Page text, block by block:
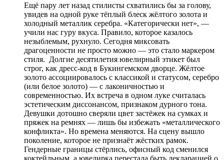
Ещё пару лет назад стилисты схватились бы за голову,
увидев на одной руке тёплый блеск жёлтого золота и
холодный металлик серебра. «Категорически нет», —
учили нас гуру вкуса. Правило, которое казалось
незыблемым, рухнуло. Сегодня миксовать
драгоценности не просто можно — это стало маркером
стиля. Долгие десятилетия ювелирный этикет был
строг, как дресс-код в Букингемском дворце. Жёлтое
золото ассоциировалось с классикой и статусом, серебро
(или белое золото) — с лаконичностью и
современностью. Их встреча в одном луке считалась
эстетическим диссонансом, признаком дурного тона.
Девушки дотошно сверяли цвет застёжек на сумках и
пряжек на ремнях — лишь бы избежать «металлического
конфликта». Но времена меняются. На сцену вышло
поколение, которое не признаёт жёстких рамок.
Гендерные границы стёрлись, офисный код сменился
коктейльным, а ювелирка перестала быть декларацией о